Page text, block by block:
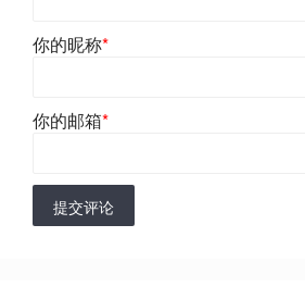
你的昵称*
你的邮箱*
提交评论